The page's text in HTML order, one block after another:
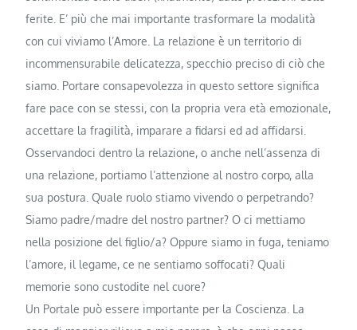
ferite. E’ più che mai importante trasformare la modalità
con cui viviamo l’Amore. La relazione è un territorio di
incommensurabile delicatezza, specchio preciso di ciò che
siamo. Portare consapevolezza in questo settore significa
fare pace con se stessi, con la propria vera età emozionale,
accettare la fragilità, imparare a fidarsi ed ad affidarsi.
Osservandoci dentro la relazione, o anche nell’assenza di
una relazione, portiamo l’attenzione al nostro corpo, alla
sua postura. Quale ruolo stiamo vivendo o perpetrando?
Siamo padre/madre del nostro partner? O ci mettiamo
nella posizione del figlio/a? Oppure siamo in fuga, teniamo
l’amore, il legame, ce ne sentiamo soffocati? Quali
memorie sono custodite nel cuore?
Un Portale può essere importante per la Coscienza. La